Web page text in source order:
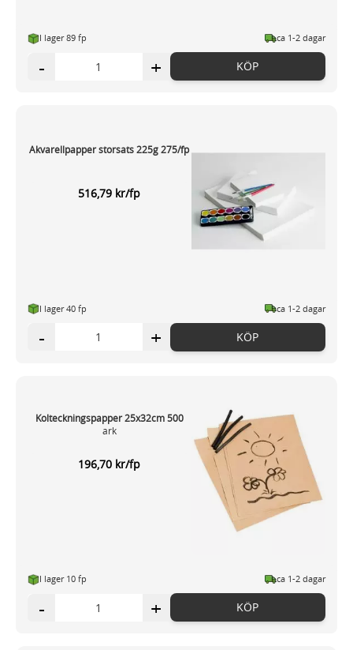
I lager 89 fp ca 1-2 dagar
- + KÖP
Akvarellpapper storsats 225g 275/fp
516,79 kr/fp
I lager 40 fp ca 1-2 dagar
- + KÖP
Kolteckningspapper 25x32cm 500
ark
196,70 kr/fp
I lager 10 fp ca 1-2 dagar
- + KÖP